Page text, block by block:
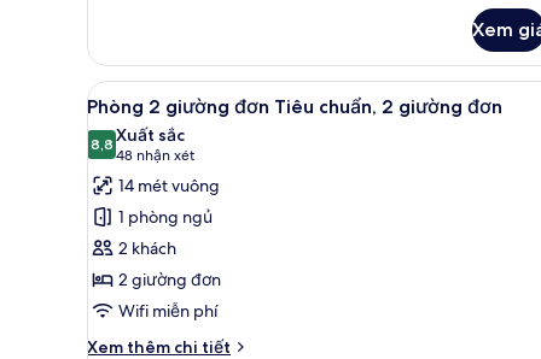
đôi
Tiêu
chuẩn
(Princes
Street
View)
Xem
Xem
tất
cả
ảnh
Phòng
2
giường
đơn
Tiêu
chuẩn,
Phòng 2 giường đơn Tiêu
4
Phòng 2 giường đơn Tiêu chuẩn, 2 giường đơn
8,88,8 trên 10
Xuất sắc
48 nhận xét
(48
nhận
xét)
14 mét vuông
1 phòng ngủ
2 khách
2 giường đơn
Wifi miễn phí
Xem thêm chi tiết
Chi